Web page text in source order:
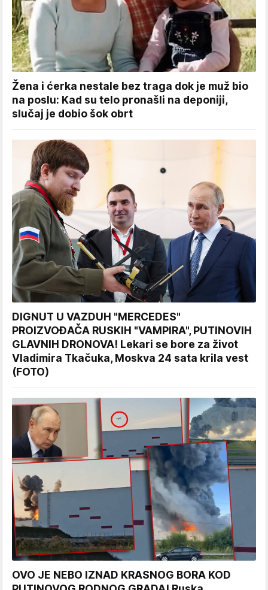
Žena i ćerka nestale bez traga dok je muž bio
na poslu: Kad su telo pronašli na deponiji,
slučaj je dobio šok obrt
DIGNUT U VAZDUH "MERCEDES"
PROIZVOĐAČA RUSKIH "VAMPIRA", PUTINOVIH
GLAVNIH DRONOVA! Lekari se bore za život
Vladimira Tkačuka, Moskva 24 sata krila vest
(FOTO)
OVO JE NEBO IZNAD KRASNOG BORA KOD